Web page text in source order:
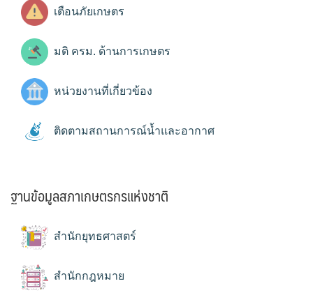
เตือนภัยเกษตร
มติ ครม. ด้านการเกษตร
หน่วยงานที่เกี่ยวข้อง
ติดตามสถานการณ์น้ำและอากาศ
ฐานข้อมูลสภาเกษตรกรแห่งชาติ
สำนักยุทธศาสตร์
สำนักกฎหมาย